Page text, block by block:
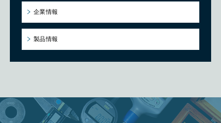
企業情報
製品情報